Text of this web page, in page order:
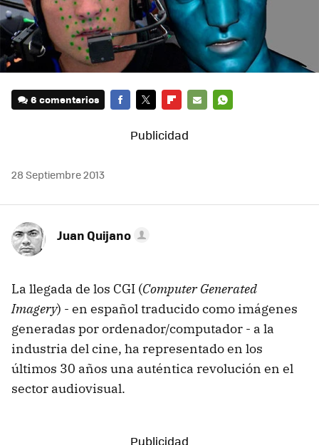
6 comentarios
MAIL
28 Septiembre 2013
Juan Quijano
La llegada de los CGI (Computer Generated
Imagery) - en español traducido como imágenes
generadas por ordenador/computador - a la
industria del cine, ha representado en los
últimos 30 años una auténtica revolución en el
sector audiovisual.